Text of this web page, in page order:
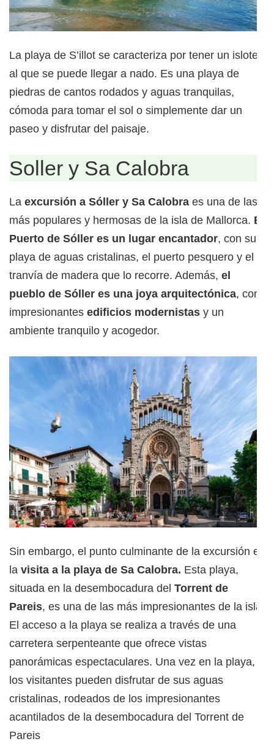
La playa de S’illot se caracteriza por tener un islote
al que se puede llegar a nado. Es una playa de
piedras de cantos rodados y aguas tranquilas,
cómoda para tomar el sol o simplemente dar un
paseo y disfrutar del paisaje.
Soller y Sa Calobra
La excursión a Sóller y Sa Calobra es una de las
más populares y hermosas de la isla de Mallorca. El
Puerto de Sóller es un lugar encantador, con su
playa de aguas cristalinas, el puerto pesquero y el
tranvía de madera que lo recorre. Además, el
pueblo de Sóller es una joya arquitectónica, con
impresionantes edificios modernistas y un
ambiente tranquilo y acogedor.
Sin embargo, el punto culminante de la excursión es
la visita a la playa de Sa Calobra. Esta playa,
situada en la desembocadura del Torrent de
Pareis, es una de las más impresionantes de la isla.
El acceso a la playa se realiza a través de una
carretera serpenteante que ofrece vistas
panorámicas espectaculares. Una vez en la playa,
los visitantes pueden disfrutar de sus aguas
cristalinas, rodeados de los impresionantes
acantilados de la desembocadura del Torrent de
Pareis